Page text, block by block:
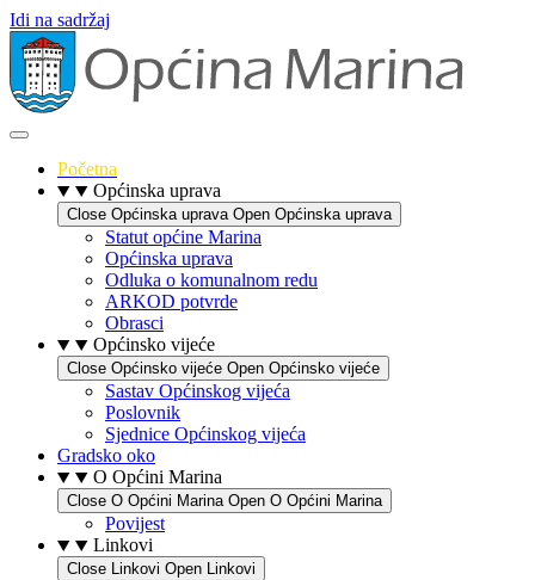
Idi na sadržaj
Početna
Općinska uprava
Close Općinska uprava Open Općinska uprava
Statut općine Marina
Općinska uprava
Odluka o komunalnom redu
ARKOD potvrde
Obrasci
Općinsko vijeće
Close Općinsko vijeće Open Općinsko vijeće
Sastav Općinskog vijeća
Poslovnik
Sjednice Općinskog vijeća
Gradsko oko
O Općini Marina
Close O Općini Marina Open O Općini Marina
Povijest
Linkovi
Close Linkovi Open Linkovi